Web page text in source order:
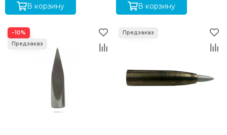
В корзину В корзину
−10%